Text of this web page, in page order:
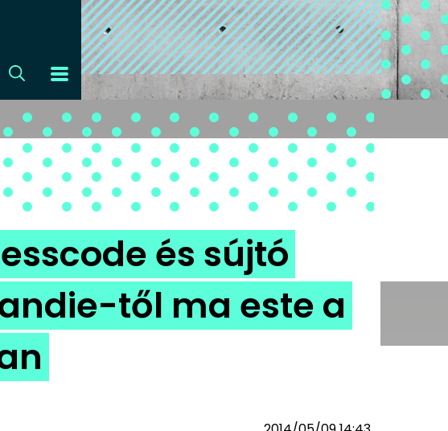
és sújtó
től ma este a